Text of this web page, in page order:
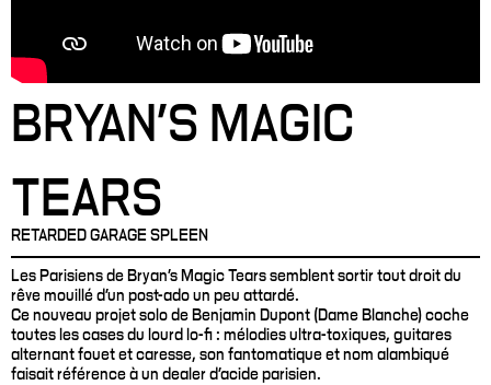
BRYAN'S MAGIC
TEARS
RETARDED GARAGE SPLEEN
Les Parisiens de Bryan's Magic Tears semblent sortir tout droit du
rêve mouillé d'un post-ado un peu attardé.
Ce nouveau projet solo de Benjamin Dupont (Dame Blanche) coche
toutes les cases du lourd lo-fi : mélodies ultra-toxiques, guitares
alternant fouet et caresse, son fantomatique et nom alambiqué
faisait référence à un dealer d'acide parisien.